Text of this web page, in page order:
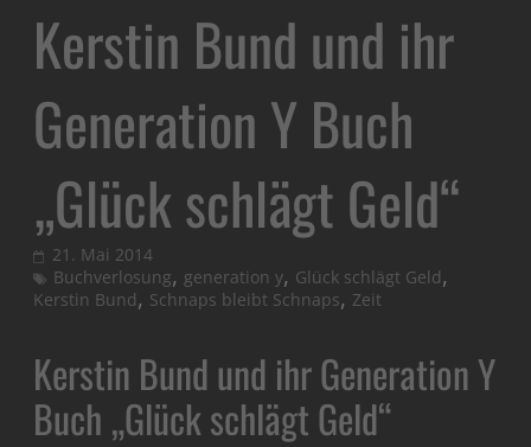
Kerstin Bund und ihr
Generation Y Buch
„Glück schlägt Geld“
21. Mai 2014
Buchverlosung, generation y, Glück schlägt Geld,
Kerstin Bund, Schnaps bleibt Schnaps, Zeit
Kerstin Bund und ihr Generation Y
Buch „Glück schlägt Geld“